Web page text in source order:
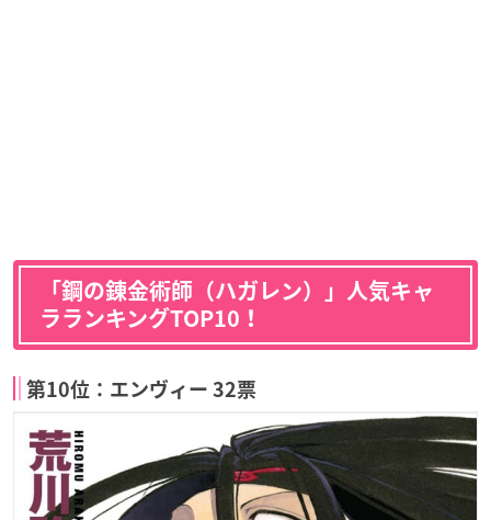
「鋼の錬金術師（ハガレン）」人気キャ
ラランキングTOP10！
第10位：エンヴィー 32票